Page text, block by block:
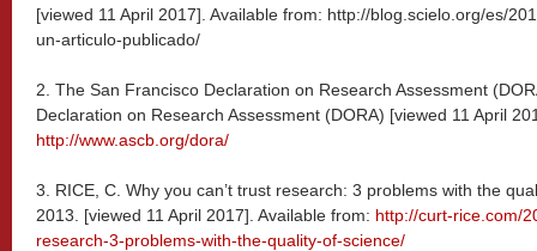
[viewed 11 April 2017]. Available from: http://blog.scielo.org/es/
un-articulo-publicado/
2. The San Francisco Declaration on Research Assessment
Declaration on Research Assessment (DORA) [viewed 11 April
http://www.ascb.org/dora/
3. RICE, C. Why you can’t trust research: 3 problems with the
2013. [viewed 11 April 2017]. Available from: http://curt-rice.com/
research-3-problems-with-the-quality-of-science/